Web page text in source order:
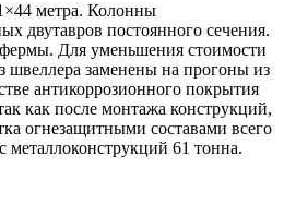
метра. Колонны
двутавров постоянного сечения.
Для уменьшения стоимости
швеллера заменены на прогоны из
антикоррозионного покрытия
как после монтажа конструкций,
огнезащитными составами всего
металлоконструкций 61 тонна.